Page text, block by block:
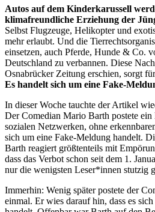
Autos auf dem Kinderkarussell
klimafreundliche Erziehung der
Selbst Flugzeuge, Helikopter und
mehr erlaubt. Und die
einsetzen, auch Pferde, Hunde & Co.
Deutschland zu verbannen. Diese
Osnabrücker Zeitung erschien, sorgt
Es handelt sich um eine Fake-
In dieser Woche tauchte der Artikel
Der Comedian Mario Barth postete
sozialen Netzwerken, ohne
sich um eine Fake-Meldung handelt.
Barth reagiert größtenteils mit
dass das Verbot schon seit dem 1.
nur die wenigsten Leser*innen stutzig
Immerhin: Wenig später postete der
einmal. Er wies darauf hin, dass es